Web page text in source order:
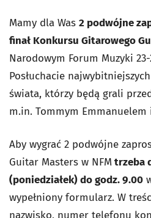
Mamy dla Was 2 podwójne
finał Konkursu Gitarowego
Narodowym Forum Muzyki
Posłuchacie
świata, którzy będą grali
m.in. Tommym
Aby wygrać 2 podwójne
Guitar Masters w NFMtrzeba
(poniedziałek) do godz. 9.00
wypełniony formularz. W
nazwisko, numer telefonu